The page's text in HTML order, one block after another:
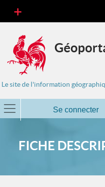
Le site de l'information
Se connecter
FICHE